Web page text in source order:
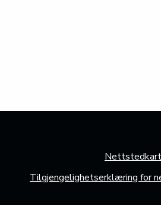
Nettstedkart
Tilgjengelighetserklæring for